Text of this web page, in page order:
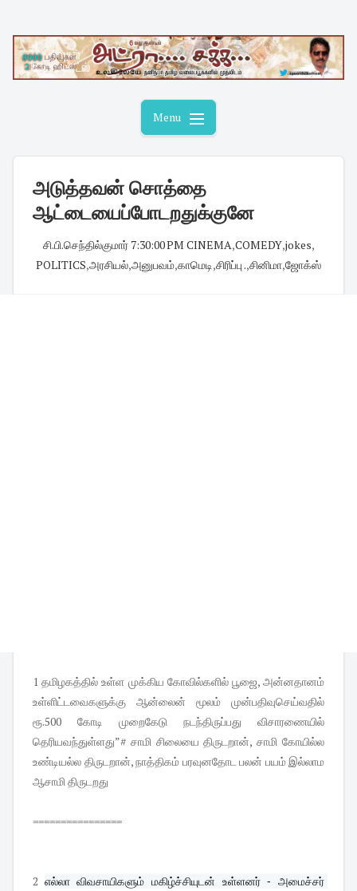
content
Menu
அடுத்தவன் சொத்தை
ஆட்டையைப்போடறதுக்குனே
சி.பி.செந்தில்குமார்· 7:30:00 PM CINEMA,COMEDY,jokes,
POLITICS,அரசியல்,அனுபவம்,காமெடி,சிரிப்பு .,சினிமா,ஜோக்ஸ்
1 தமிழகத்தில் உள்ள முக்கிய கோவில்களில் பூஜை, அன்னதானம்
உள்ளிட்டவைகளுக்கு ஆன்லைன் மூலம் முன்பதிவுசெய்வதில்
ரூ.500 கோடி முறைகேடு நடந்திருப்பது விசாரணையில்
தெரியவந்துள்ளது”# சாமி சிலையை திருடறான், சாமி கோயில்ல
உண்டியல்ல திருடறான், நாத்திகம் பரவுனதோட பலன் பயம் இல்லாம
ஆசாமி திருடறது
================
2 எல்லா விவசாயிகளும் மகிழ்ச்சியுடன் உள்ளனர் - அமைச்சர்